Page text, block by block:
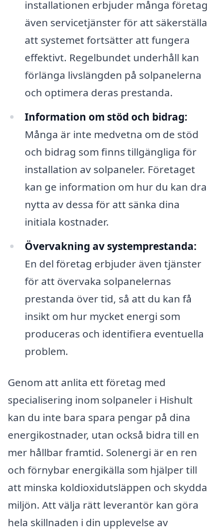
installationen erbjuder många företag
även servicetjänster för att säkerställa
att systemet fortsätter att fungera
effektivt. Regelbundet underhåll kan
förlänga livslängden på solpanelerna
och optimera deras prestanda.
Information om stöd och bidrag:
Många är inte medvetna om de stöd
och bidrag som finns tillgängliga för
installation av solpaneler. Företaget
kan ge information om hur du kan dra
nytta av dessa för att sänka dina
initiala kostnader.
Övervakning av systemprestanda:
En del företag erbjuder även tjänster
för att övervaka solpanelernas
prestanda över tid, så att du kan få
insikt om hur mycket energi som
produceras och identifiera eventuella
problem.
Genom att anlita ett företag med
specialisering inom solpaneler i Hishult
kan du inte bara spara pengar på dina
energikostnader, utan också bidra till en
mer hållbar framtid. Solenergi är en ren
och förnybar energikälla som hjälper till
att minska koldioxidutsläppen och skydda
miljön. Att välja rätt leverantör kan göra
hela skillnaden i din upplevelse av